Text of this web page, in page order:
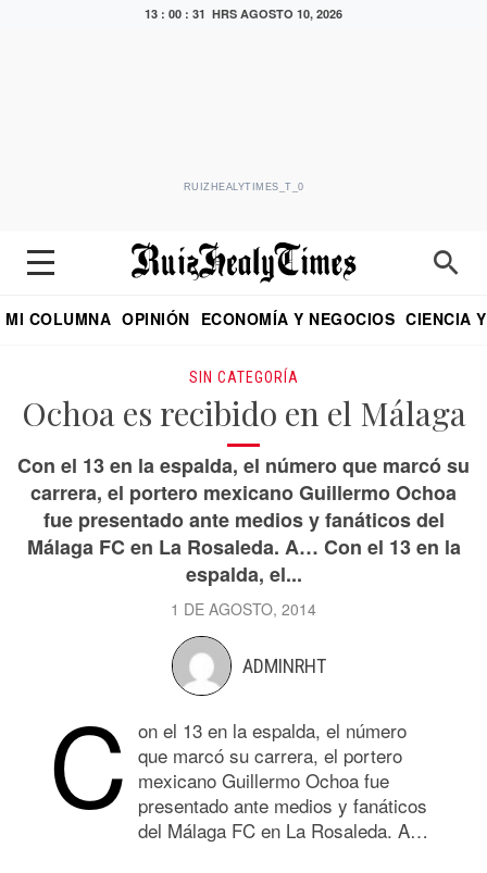
13 : 00 : 31 HRS AGOSTO 10, 2026
RUIZHEALYTIMES_T_0
MI COLUMNA OPINIÓN ECONOMÍA Y NEGOCIOS CIENCIA
SIN CATEGORÍA
Ochoa es recibido en el Málaga
Con el 13 en la espalda, el número que marcó su
carrera, el portero mexicano Guillermo Ochoa
fue presentado ante medios y fanáticos del
Málaga FC en La Rosaleda. A… Con el 13 en la
espalda, el...
1 DE AGOSTO, 2014
ADMINRHT
C on el 13 en la espalda, el número
que marcó su carrera, el portero
mexicano Guillermo Ochoa fue
presentado ante medios y fanáticos
del Málaga FC en La Rosaleda. A…